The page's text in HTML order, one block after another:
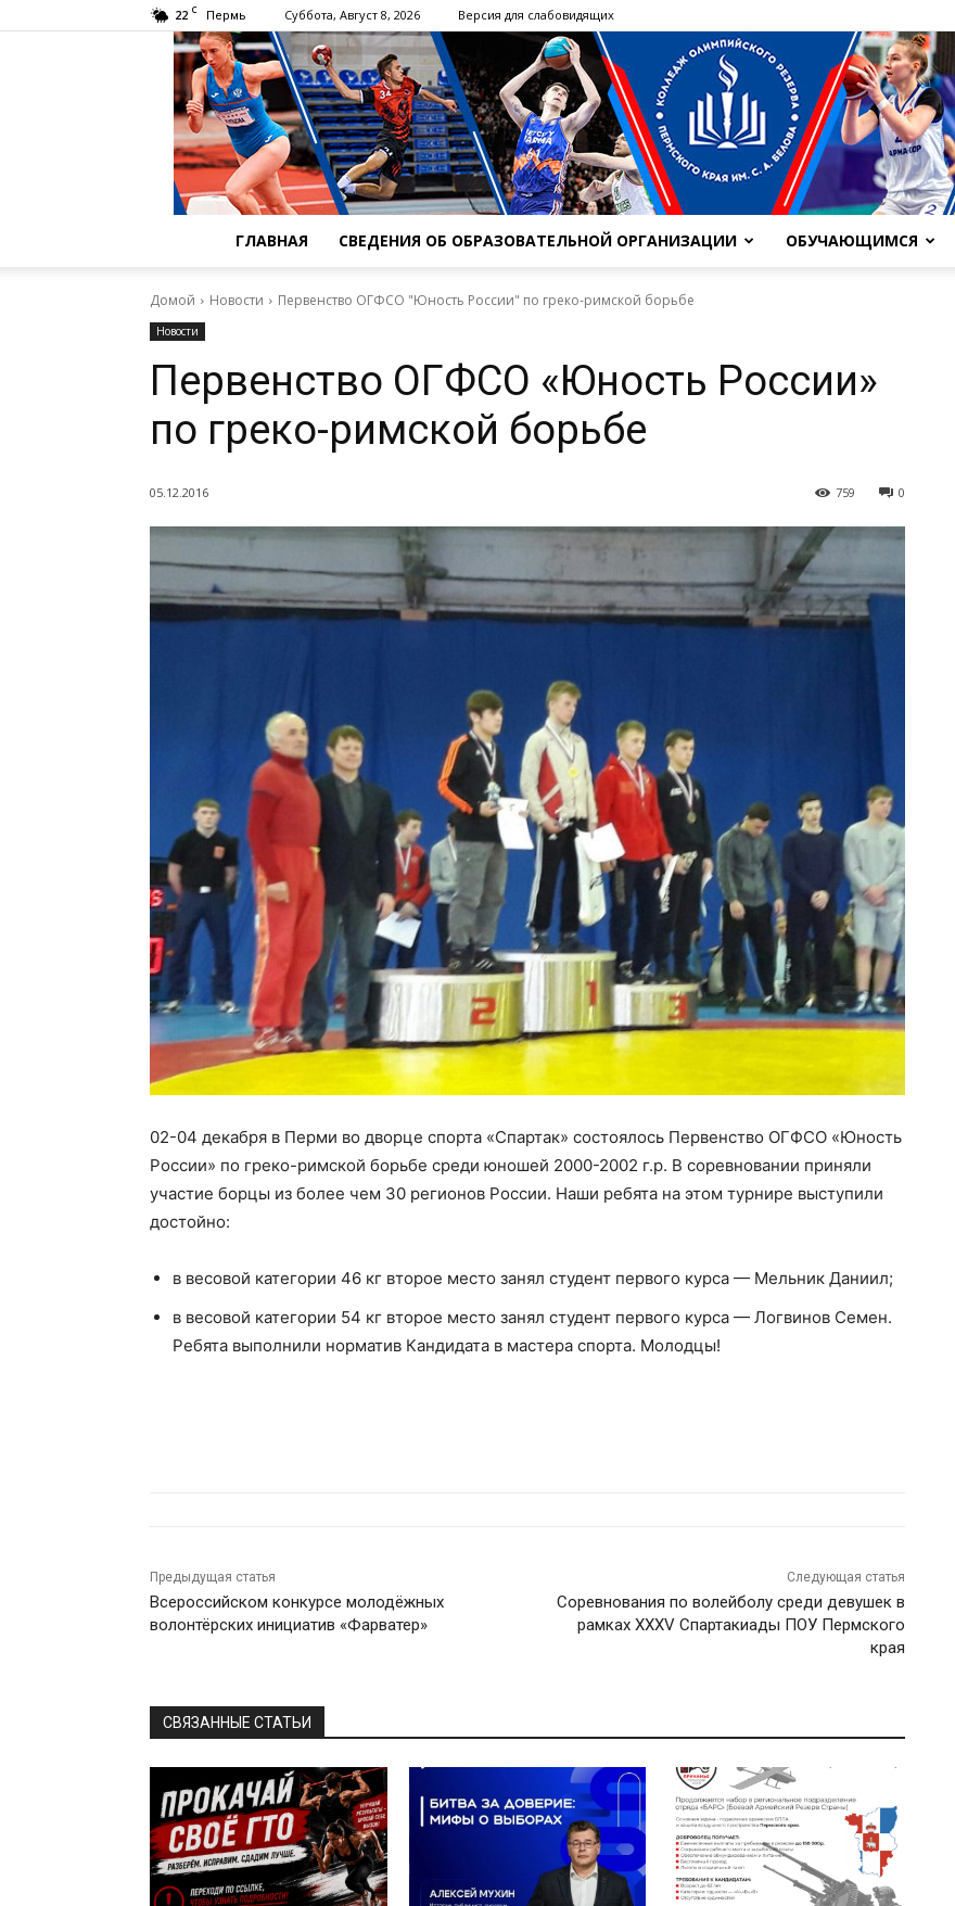
22 C Пермь Суббота, Август 8, 2026 Версия для слабовидящих
олимпийского
Пермского
края
имени
Белова
ГЛАВНАЯ СВЕДЕНИЯ ОБ ОБРАЗОВАТЕЛЬНОЙ ОРГАНИЗАЦИИ ОБУЧАЮЩИМСЯ
Домой Новости Первенство ОГФСО "Юность России" по греко-римской борьбе
Новости
Первенство ОГФСО «Юность России»
по греко-римской борьбе
05.12.2016 0
759
02-04 декабря в Перми во дворце спорта «Спартак» состоялось Первенство ОГФСО «Юность
России» по греко-римской борьбе среди юношей 2000-2002 г.р. В соревновании приняли
участие борцы из более чем 30 регионов России. Наши ребята на этом турнире выступили
достойно:
в весовой категории 46 кг второе место занял студент первого курса — Мельник Даниил;
в весовой категории 54 кг второе место занял студент первого курса — Логвинов Семен.
Ребята выполнили норматив Кандидата в мастера спорта. Молодцы!
Предыдущая статья
Всероссийском конкурсе молодёжных
волонтёрских инициатив «Фарватер»
Следующая статья
Cоревнования по волейболу среди девушек в
рамках XXXV Спартакиады ПОУ Пермского
края
СВЯЗАННЫЕ СТАТЬИ